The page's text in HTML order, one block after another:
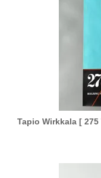
Tapio Wirkkala [ 275